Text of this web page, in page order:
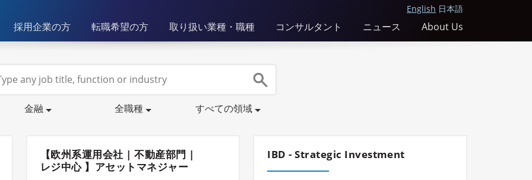
English 日本語
採用企業の方 転職希望の方 取り扱い業種・職種 コンサルタント ニュース About Us
金融 全職種 すべての領域
【欧州系運用会社 | 不動産部門 |
レジ中心 】アセットマネジャー
IBD - Strategic Investment